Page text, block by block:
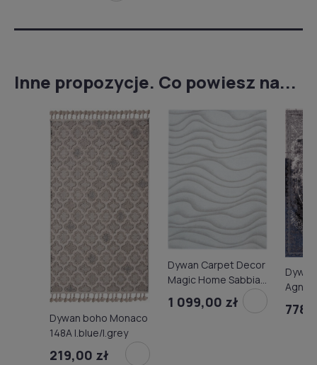
Inne propozycje. Co powiesz na...
Dywan boho Monaco
148A l.blue/l.grey
219,00 zł
Dywan Carpet Decor
Magic Home Sabbia
beige
1 099,00 zł